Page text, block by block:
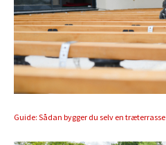
Guide: Sådan bygger du selv en træterrasse